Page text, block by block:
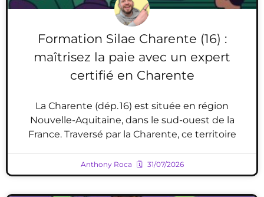
Formation Silae Charente (16) :
maîtrisez la paie avec un expert
certifié en Charente
La Charente (dép. 16) est située en région
Nouvelle-Aquitaine, dans le sud-ouest de la
France. Traversé par la Charente, ce territoire
Anthony Roca 31/07/2026